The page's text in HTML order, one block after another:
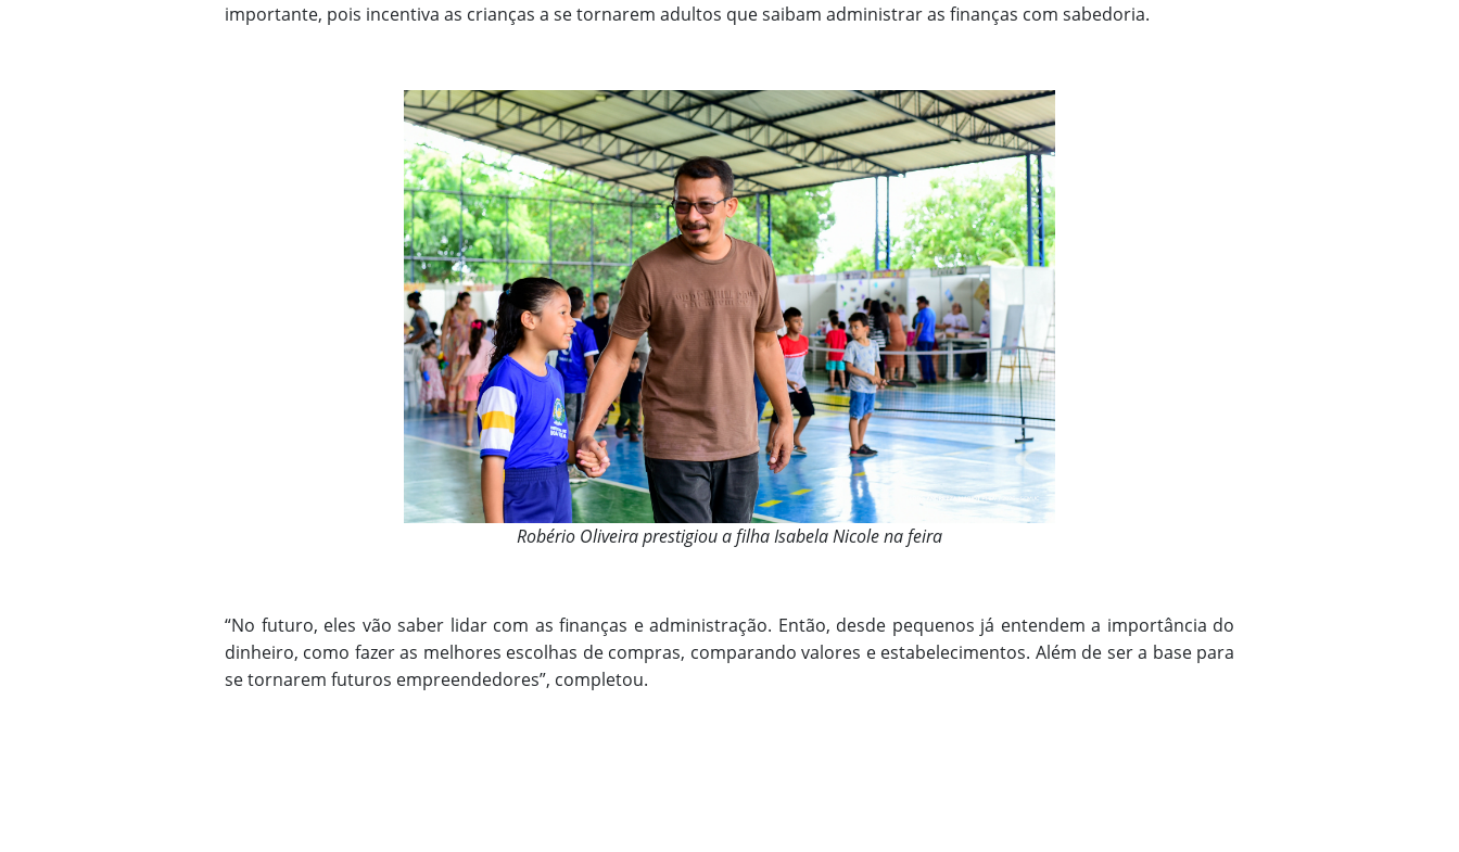
importante, pois incentiva as crianças a se tornarem adultos que saibam administrar as finanças com sabedoria.
Robério Oliveira prestigiou a filha Isabela Nicole na feira
“No futuro, eles vão saber lidar com as finanças e administração. Então, desde pequenos já entendem a importância do
dinheiro, como fazer as melhores escolhas de compras, comparando valores e estabelecimentos. Além de ser a base para
se tornarem futuros empreendedores”, completou.